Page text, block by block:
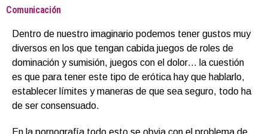
Comunicación
Dentro de nuestro imaginario podemos tener gustos muy
diversos en los que tengan cabida juegos de roles de
dominación y sumisión, juegos con el dolor… la cuestión
es que para tener este tipo de erótica hay que hablarlo,
establecer límites y maneras de que sea seguro, todo ha
de ser consensuado.
En la pornografía todo esto se obvia con el problema de